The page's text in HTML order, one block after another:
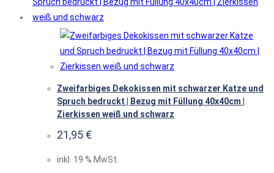
Zweifarbiges Dekokissen mit schwarzer Katze und
Spruch bedruckt | Bezug mit Füllung 40x40cm |
Zierkissen weiß und schwarz
21,95 €
inkl. 19 % MwSt.